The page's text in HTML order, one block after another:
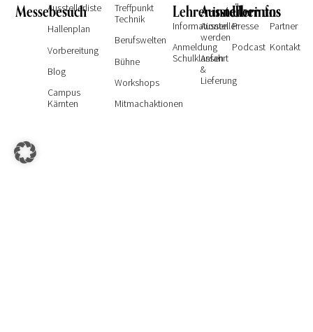
Messebesuch
Ausstellerliste
Hallenplan
Vorbereitung
Blog
Campus
Kärnten
Treffpunkt
Technik
Berufswelten
Bühne
Workshops
Mitmachaktionen
Lehrer:innen
Informationen
Anmeldung
Schulklassen
Ausstellerinfos
Aussteller
werden
Anfahrt
&
Lieferung
Über uns
Presse
Podcast
Partner
Kontakt